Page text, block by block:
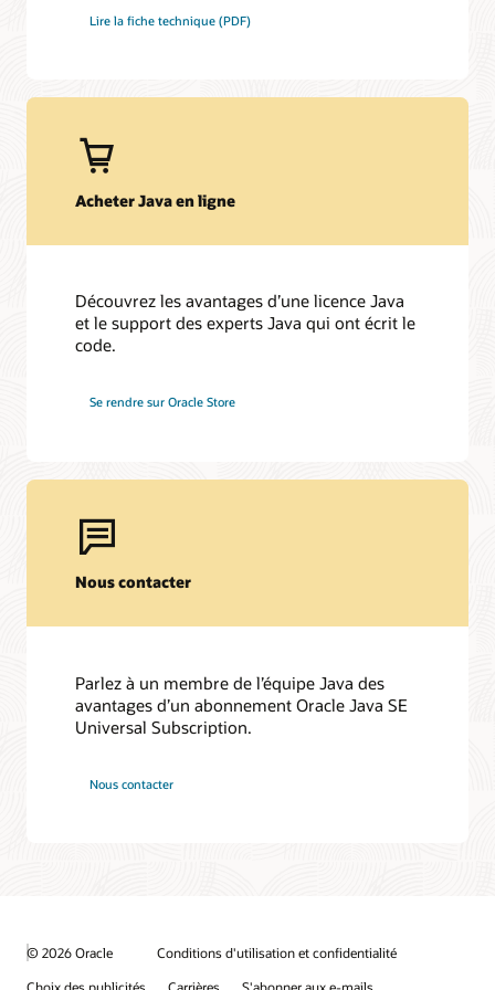
produit Oracle continueront à bénéficier du support et des
mises à jour comme précédemment. Les clients, nouveaux
Feuille de route du support Java
Chaîne YouTube Java
Un aperçu de la création de la plate-forme Java
Lire la fiche technique (PDF)
Acheter Java en ligne
Découvrez les avantages d’une licence Java
et le support des experts Java qui ont écrit le
code.
Se rendre sur Oracle Store
Nous contacter
Parlez à un membre de l’équipe Java des
avantages d’un abonnement Oracle Java SE
Universal Subscription.
Nous contacter
© 2026 Oracle
Conditions d'utilisation et confidentialité